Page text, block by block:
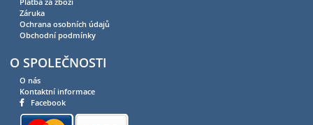
Záruka
Ochrana osobních údajů
Obchodní podmínky
O SPOLEČNOSTI
O nás
Kontaktní informace
Facebook